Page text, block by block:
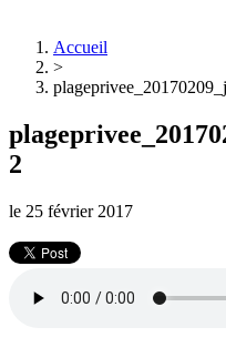
Accueil
>
2
le 25 février 2017